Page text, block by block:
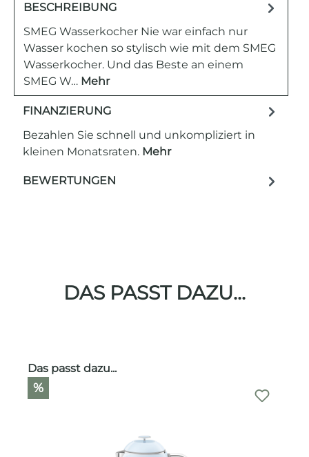
BESCHREIBUNG
SMEG Wasserkocher Nie war einfach nur
Wasser kochen so stylisch wie mit dem SMEG
Wasserkocher. Und das Beste an einem
SMEG W… Mehr
FINANZIERUNG
Bezahlen Sie schnell und unkompliziert in
kleinen Monatsraten. Mehr
BEWERTUNGEN
DAS PASST DAZU...
Produktgalerie überspringen
Das passt dazu...
%